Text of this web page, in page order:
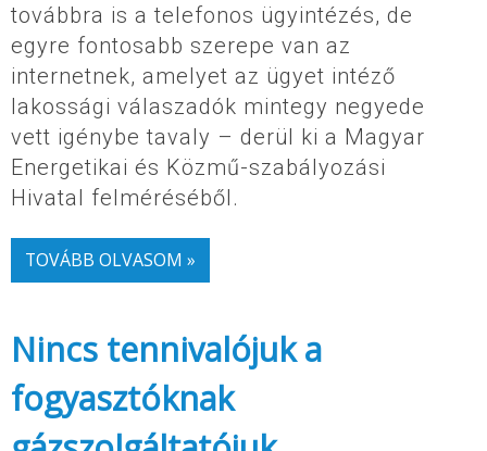
továbbra is a telefonos ügyintézés, de
egyre fontosabb szerepe van az
internetnek, amelyet az ügyet intéző
lakossági válaszadók mintegy negyede
vett igénybe tavaly – derül ki a Magyar
Energetikai és Közmű-szabályozási
Hivatal felméréséből.
TOVÁBB OLVASOM »
Nincs tennivalójuk a
fogyasztóknak